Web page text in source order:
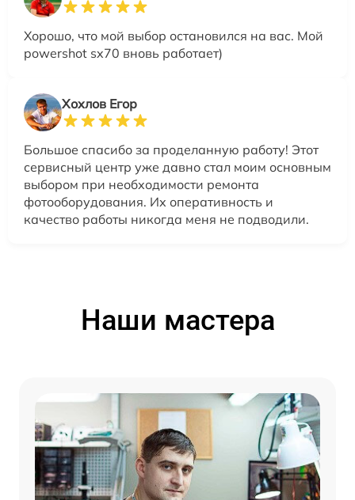
Хорошо, что мой выбор остановился на вас. Мой
powershot sx70 вновь работает)
Хохлов Егор
Большое спасибо за проделанную работу! Этот
сервисный центр уже давно стал моим основным
выбором при необходимости ремонта
фотооборудования. Их оперативность и
качество работы никогда меня не подводили.
Наши мастера